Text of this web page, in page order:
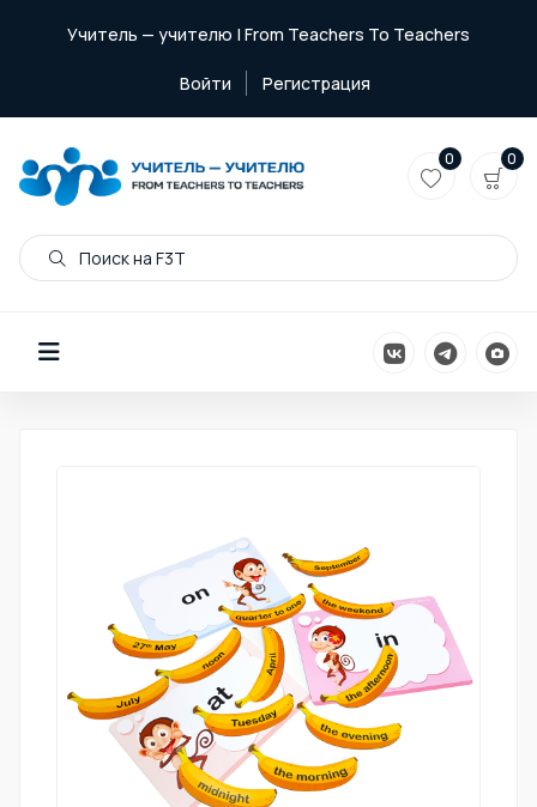
Учитель — учителю | From Teachers To Teachers
Войти Регистрация
Поиск на F3T
0 0